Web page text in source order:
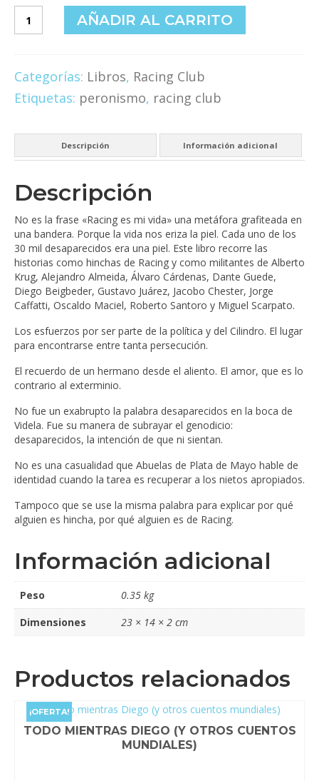
desaparecidos
cantidad
AÑADIR AL CARRITO
Categorías: Libros, Racing Club
Etiquetas: peronismo, racing club
Descripción Información adicional
Descripción
No es la frase «Racing es mi vida» una metáfora grafiteada en
una bandera. Porque la vida nos eriza la piel. Cada uno de los
30 mil desaparecidos era una piel. Este libro recorre las
historias como hinchas de Racing y como militantes de Alberto
Krug, Alejandro Almeida, Álvaro Cárdenas, Dante Guede,
Diego Beigbeder, Gustavo Juárez, Jacobo Chester, Jorge
Caffatti, Oscaldo Maciel, Roberto Santoro y Miguel Scarpato.
Los esfuerzos por ser parte de la política y del Cilindro. El lugar
para encontrarse entre tanta persecución.
El recuerdo de un hermano desde el aliento. El amor, que es lo
contrario al exterminio.
No fue un exabrupto la palabra desaparecidos en la boca de
Videla. Fue su manera de subrayar el genodicio:
desaparecidos, la intención de que ni sientan.
No es una casualidad que Abuelas de Plata de Mayo hable de
identidad cuando la tarea es recuperar a los nietos apropiados.
Tampoco que se use la misma palabra para explicar por qué
alguien es hincha, por qué alguien es de Racing.
Información adicional
Peso
0.35 kg
Dimensiones
23 × 14 × 2 cm
Productos relacionados
¡OFERTA!
TODO MIENTRAS DIEGO (Y OTROS CUENTOS
MUNDIALES)